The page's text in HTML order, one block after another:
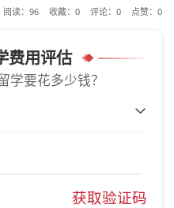
阅读： 96 收藏： 0 评论： 0 点赞： 0
费用评估
学要花多少钱？
获取验证码